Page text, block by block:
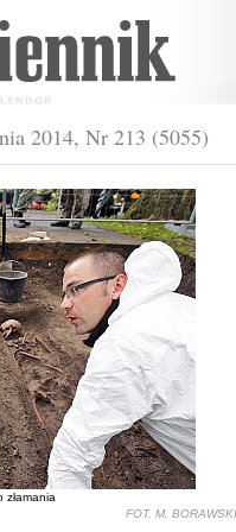
2014, Nr 213 (5055)
FOT. M. BORAWSKI